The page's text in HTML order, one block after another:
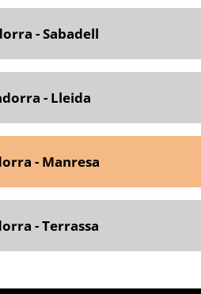
- Sabadell
- Lleida
- Manresa
- Terrassa